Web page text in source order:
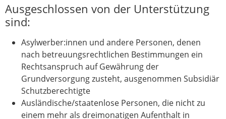
Ausgeschlossen von der Unterstützung
sind:
Asylwerber:innen und andere Personen, denen
nach betreuungsrechtlichen Bestimmungen ein
Rechtsanspruch auf Gewährung der
Grundversorgung zusteht, ausgenommen Subsidiär
Schutzberechtigte
Ausländische/staatenlose Personen, die nicht zu
einem mehr als dreimonatigen Aufenthalt in